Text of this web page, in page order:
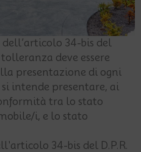
34-bis del
tolleranza deve essere
presentazione di ogni
intende presentare, ai
tra lo stato
i, e lo stato
34-bis del D.P.R.